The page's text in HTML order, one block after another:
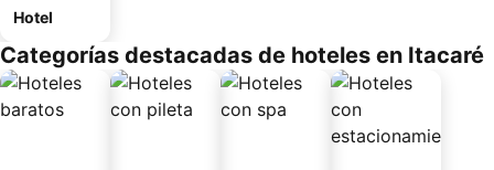
Hotel
Categorías destacadas de hoteles en Itacaré